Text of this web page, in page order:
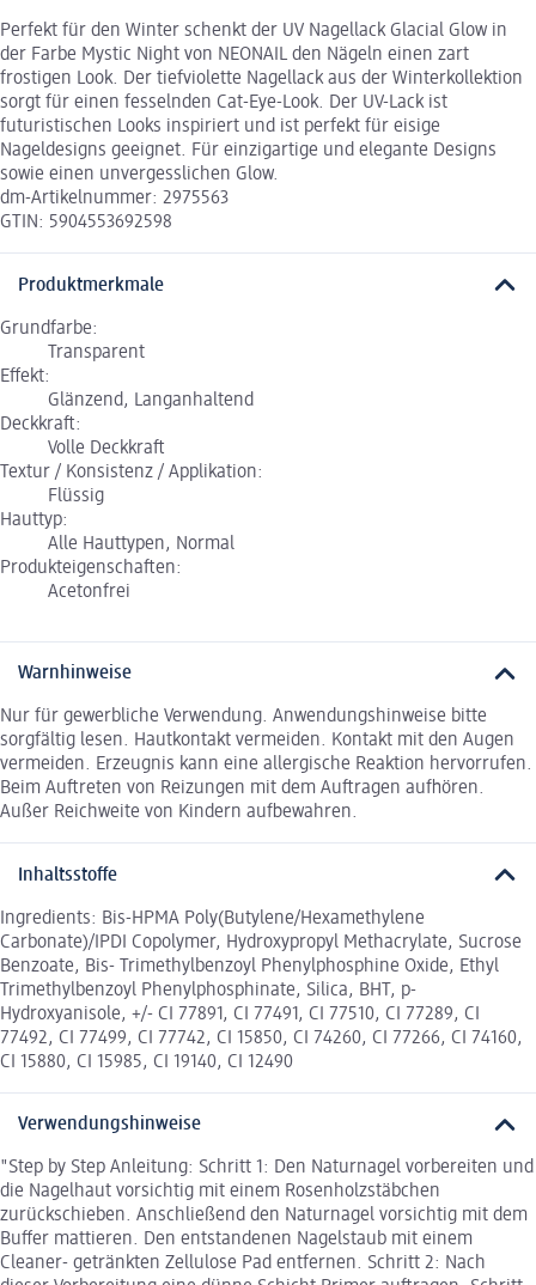
Perfekt für den Winter schenkt der UV Nagellack Glacial Glow in
der Farbe Mystic Night von NEONAIL den Nägeln einen zart
frostigen Look. Der tiefviolette Nagellack aus der Winterkollektion
sorgt für einen fesselnden Cat-Eye-Look. Der UV-Lack ist
futuristischen Looks inspiriert und ist perfekt für eisige
Nageldesigns geeignet. Für einzigartige und elegante Designs
sowie einen unvergesslichen Glow.
dm-Artikelnummer: 2975563
GTIN: 5904553692598
Produktmerkmale
Grundfarbe:
Transparent
Effekt:
Glänzend, Langanhaltend
Deckkraft:
Volle Deckkraft
Textur / Konsistenz / Applikation:
Flüssig
Hauttyp:
Alle Hauttypen, Normal
Produkteigenschaften:
Acetonfrei
Warnhinweise
Nur für gewerbliche Verwendung. Anwendungshinweise bitte
sorgfältig lesen. Hautkontakt vermeiden. Kontakt mit den Augen
vermeiden. Erzeugnis kann eine allergische Reaktion hervorrufen.
Beim Auftreten von Reizungen mit dem Auftragen aufhören.
Außer Reichweite von Kindern aufbewahren.
Inhaltsstoffe
Ingredients: Bis-HPMA Poly(Butylene/Hexamethylene
Carbonate)/IPDI Copolymer, Hydroxypropyl Methacrylate, Sucrose
Benzoate, Bis- Trimethylbenzoyl Phenylphosphine Oxide, Ethyl
Trimethylbenzoyl Phenylphosphinate, Silica, BHT, p-
Hydroxyanisole, +/- CI 77891, CI 77491, CI 77510, CI 77289, CI
77492, CI 77499, CI 77742, CI 15850, CI 74260, CI 77266, CI 74160,
CI 15880, CI 15985, CI 19140, CI 12490
Verwendungshinweise
"Step by Step Anleitung: Schritt 1: Den Naturnagel vorbereiten und
die Nagelhaut vorsichtig mit einem Rosenholzstäbchen
zurückschieben. Anschließend den Naturnagel vorsichtig mit dem
Buffer mattieren. Den entstandenen Nagelstaub mit einem
Cleaner- getränkten Zellulose Pad entfernen. Schritt 2: Nach